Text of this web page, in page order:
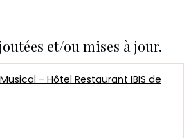
et/ou mises à jour.
- Hôtel Restaurant IBIS de